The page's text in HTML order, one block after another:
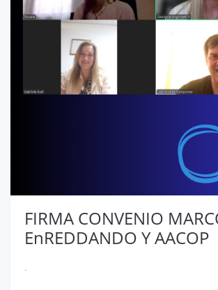
FIRMA CONVENIO
EnREDDANDO Y AACOP